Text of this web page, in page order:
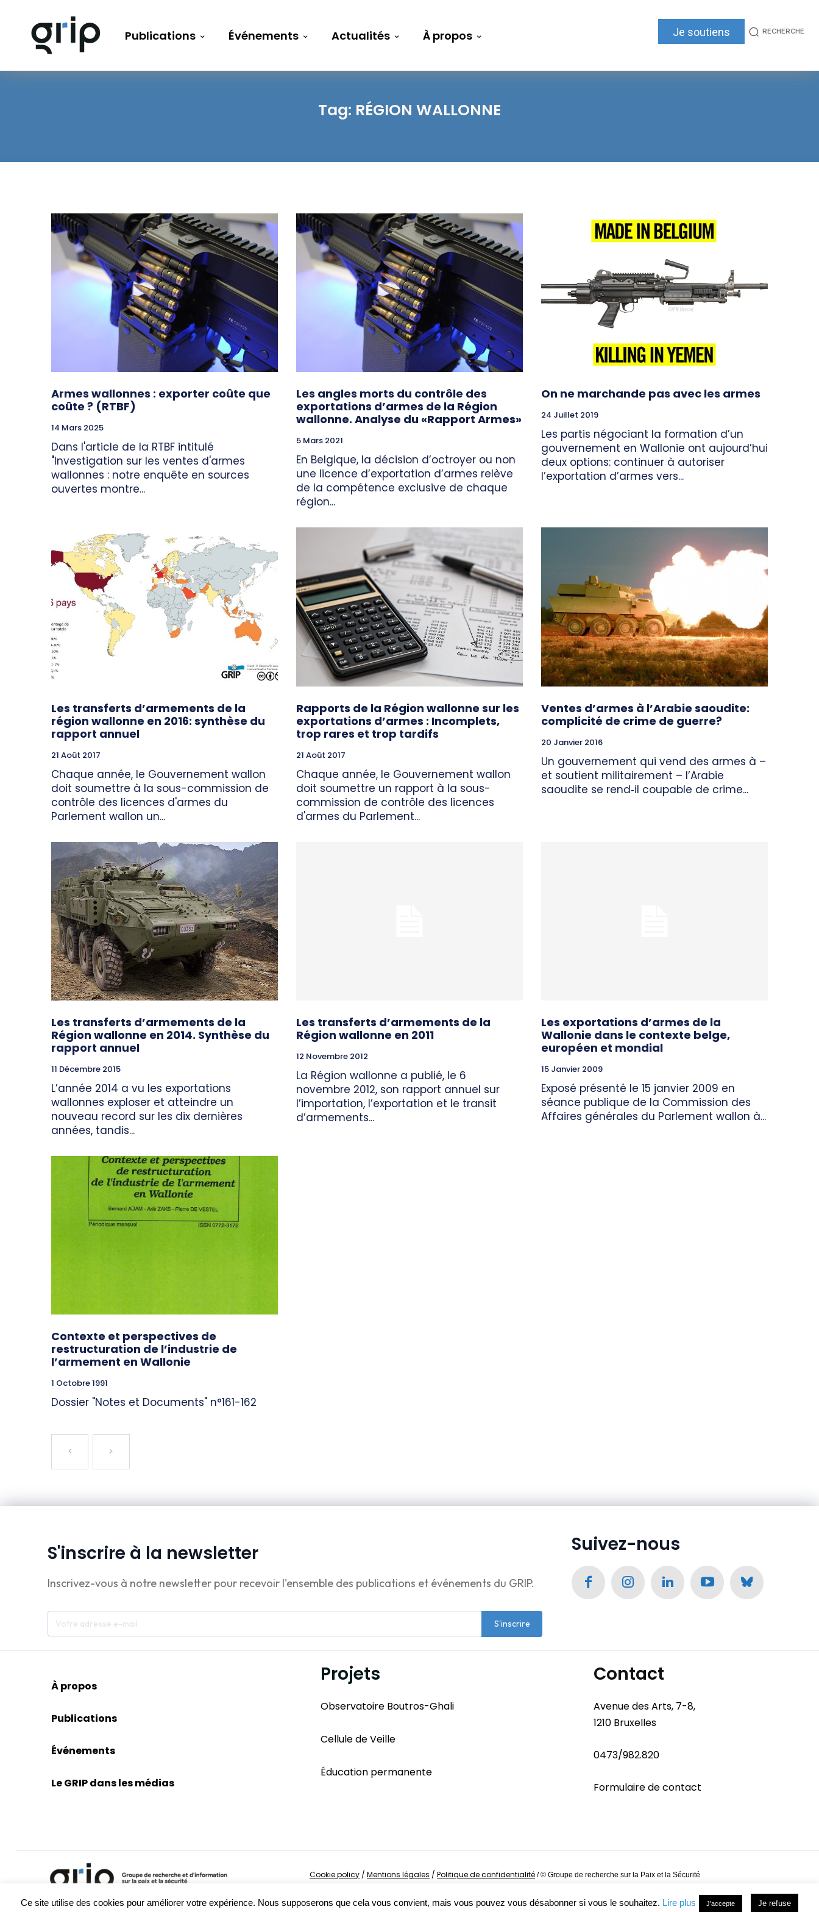
Publications Événements Actualités À propos Je soutiens RECHERCHE
Tag: RÉGION WALLONNE
Armes wallonnes : exporter coûte que
coûte ? (RTBF)
14 Mars 2025
Dans l'article de la RTBF intitulé
"Investigation sur les ventes d'armes
wallonnes : notre enquête en sources
ouvertes montre...
Les angles morts du contrôle des
exportations d’armes de la Région
wallonne. Analyse du «Rapport Armes»
5 Mars 2021
En Belgique, la décision d’octroyer ou non
une licence d’exportation d’armes relève
de la compétence exclusive de chaque
région...
On ne marchande pas avec les armes
24 Juillet 2019
Les partis négociant la formation d’un
gouvernement en Wallonie ont aujourd’hui
deux options: continuer à autoriser
l’exportation d’armes vers...
Les transferts d’armements de la
région wallonne en 2016: synthèse du
rapport annuel
21 Août 2017
Chaque année, le Gouvernement wallon
doit soumettre à la sous-commission de
contrôle des licences d'armes du
Parlement wallon un...
Rapports de la Région wallonne sur les
exportations d’armes : Incomplets,
trop rares et trop tardifs
21 Août 2017
Chaque année, le Gouvernement wallon
doit soumettre un rapport à la sous-
commission de contrôle des licences
d'armes du Parlement...
Ventes d’armes à l’Arabie saoudite:
complicité de crime de guerre?
20 Janvier 2016
Un gouvernement qui vend des armes à –
et soutient militairement – l’Arabie
saoudite se rend‑il coupable de crime...
Les transferts d’armements de la
Région wallonne en 2014. Synthèse du
rapport annuel
11 Décembre 2015
L’année 2014 a vu les exportations
wallonnes exploser et atteindre un
nouveau record sur les dix dernières
années, tandis...
Les transferts d’armements de la
Région wallonne en 2011
12 Novembre 2012
La Région wallonne a publié, le 6
novembre 2012, son rapport annuel sur
l’importation, l’exportation et le transit
d’armements...
Les exportations d’armes de la
Wallonie dans le contexte belge,
européen et mondial
15 Janvier 2009
Exposé présenté le 15 janvier 2009 en
séance publique de la Commission des
Affaires générales du Parlement wallon à...
Contexte et perspectives de
restructuration de l’industrie de
l’armement en Wallonie
1 Octobre 1991
Dossier "Notes et Documents" n°161-162
S'inscrire à la newsletter
Inscrivez-vous à notre newsletter pour recevoir l'ensemble des publications et événements du GRIP.
S'inscrire
Suivez-nous
À propos
Publications
Événements
Le GRIP dans les médias
Projets
Observatoire Boutros-Ghali
Cellule de Veille
Éducation permanente
Contact
Avenue des Arts, 7-8,
1210 Bruxelles
0473/982.820
Formulaire de contact
Cookie policy / Mentions légales / Politique de confidentialité /© Groupe de recherche sur la Paix et la Sécurité
Ce site utilise des cookies pour améliorer votre expérience. Nous supposerons que cela vous convient, mais vous pouvez vous désabonner si vous le souhaitez. Lire plus J'accepte Je refuse